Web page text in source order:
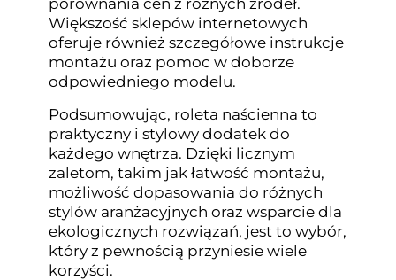
porównania cen z różnych źródeł.
Większość sklepów internetowych
oferuje również szczegółowe instrukcje
montażu oraz pomoc w doborze
odpowiedniego modelu.
Podsumowując, roleta naścienna to
praktyczny i stylowy dodatek do
każdego wnętrza. Dzięki licznym
zaletom, takim jak łatwość montażu,
możliwość dopasowania do różnych
stylów aranżacyjnych oraz wsparcie dla
ekologicznych rozwiązań, jest to wybór,
który z pewnością przyniesie wiele
korzyści.